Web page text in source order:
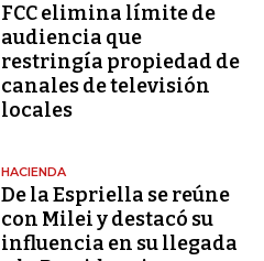
FCC elimina límite de
audiencia que
restringía propiedad de
canales de televisión
locales
HACIENDA
De la Espriella se reúne
con Milei y destacó su
influencia en su llegada